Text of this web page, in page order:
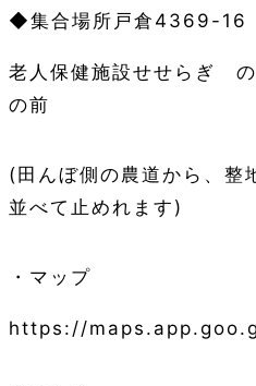
◆集合場所戸倉4369-16
老人保健施設せせらぎ
の前
(田んぼ側の農道から、整
並べて止めれます)
・マップ
https://